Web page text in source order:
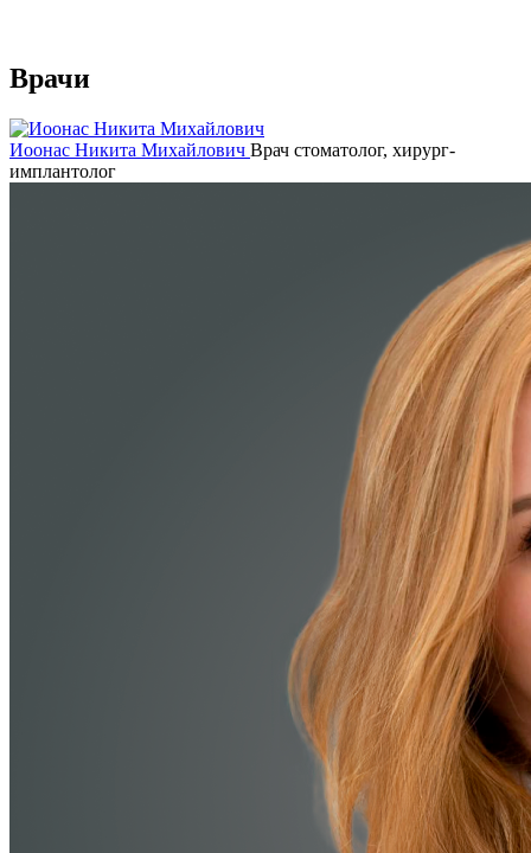
Врачи
Иоонас Никита Михайлович Врач стоматолог, хирург-
имплантолог